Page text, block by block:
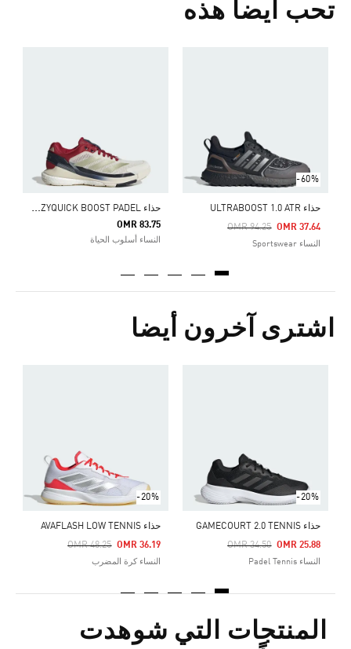
تحب أيضا هذه
-60%
حذاء ULTRABOOST 1.0 ATR
Price Reduced From
OMR 94.25
To OMR 37.64
النساء Sportswear
ح
ذاء CRAZYQUICK BOOST PADEL
OMR 83.75
النساء أسلوب الحياة
اشترى آخرون أيضا
-20%
حذاء GAMECOURT 2.0 TENNIS
Price Reduced From
OMR 34.50
To OMR 25.88
النساء Padel Tennis
-20%
حذاء AVAFLASH LOW TENNIS
Price Reduced From
OMR 48.25
To OMR 36.19
النساء كرة المضرب
المنتجات التي شوهدت